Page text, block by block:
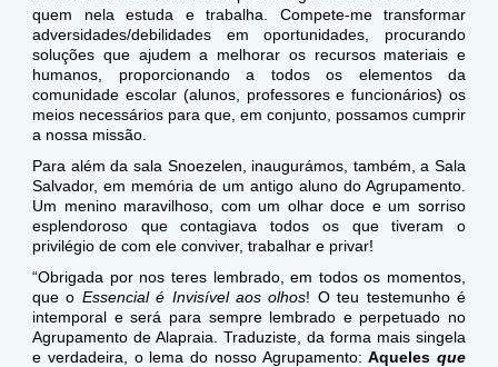
quem nela estuda e trabalha. Compete-me transformar
adversidades/debilidades em oportunidades, procurando
soluções que ajudem a melhorar os recursos materiais e
humanos, proporcionando a todos os elementos da
comunidade escolar (alunos, professores e funcionários) os
meios necessários para que, em conjunto, possamos cumprir
a nossa missão.
Para além da sala Snoezelen, inaugurámos, também, a Sala
Salvador, em memória de um antigo aluno do Agrupamento.
Um menino maravilhoso, com um olhar doce e um sorriso
esplendoroso que contagiava todos os que tiveram o
privilégio de com ele conviver, trabalhar e privar!
“Obrigada por nos teres lembrado, em todos os momentos,
que o Essencial é Invisível aos olhos! O teu testemunho é
intemporal e será para sempre lembrado e perpetuado no
Agrupamento de Alapraia. Traduziste, da forma mais singela
e verdadeira, o lema do nosso Agrupamento:Aqueles que